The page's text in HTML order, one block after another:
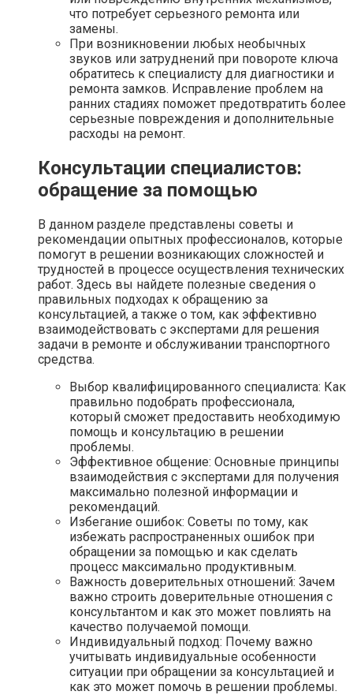
что потребует серьезного ремонта или
замены.
При возникновении любых необычных
звуков или затруднений при повороте ключа
обратитесь к специалисту для диагностики и
ремонта замков. Исправление проблем на
ранних стадиях поможет предотвратить более
серьезные повреждения и дополнительные
расходы на ремонт.
Консультации специалистов:
обращение за помощью
В данном разделе представлены советы и
рекомендации опытных профессионалов, которые
помогут в решении возникающих сложностей и
трудностей в процессе осуществления технических
работ. Здесь вы найдете полезные сведения о
правильных подходах к обращению за
консультацией, а также о том, как эффективно
взаимодействовать с экспертами для решения
задачи в ремонте и обслуживании транспортного
средства.
Выбор квалифицированного специалиста: Как
правильно подобрать профессионала,
который сможет предоставить необходимую
помощь и консультацию в решении
проблемы.
Эффективное общение: Основные принципы
взаимодействия с экспертами для получения
максимально полезной информации и
рекомендаций.
Избегание ошибок: Советы по тому, как
избежать распространенных ошибок при
обращении за помощью и как сделать
процесс максимально продуктивным.
Важность доверительных отношений: Зачем
важно строить доверительные отношения с
консультантом и как это может повлиять на
качество получаемой помощи.
Индивидуальный подход: Почему важно
учитывать индивидуальные особенности
ситуации при обращении за консультацией и
как это может помочь в решении проблемы.